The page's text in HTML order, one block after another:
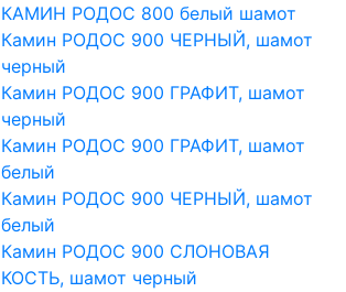
КАМИН РОДОС 800 белый шамот
Камин РОДОС 900 ЧЕРНЫЙ, шамот
черный
Камин РОДОС 900 ГРАФИТ, шамот
черный
Камин РОДОС 900 ГРАФИТ, шамот
белый
Камин РОДОС 900 ЧЕРНЫЙ, шамот
белый
Камин РОДОС 900 СЛОНОВАЯ
КОСТЬ, шамот черный